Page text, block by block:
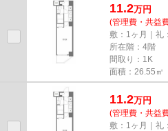
11.2万円
(管理費・共益
敷：1ヶ月｜礼
所在階：4階
間取り：1K
面積：26.55㎡
11.2万円
(管理費・共益
敷：1ヶ月｜礼